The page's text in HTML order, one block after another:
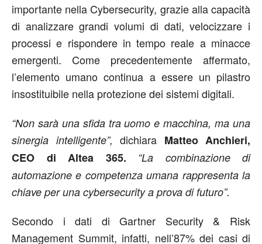
importante nella Cybersecurity, grazie alla capacità
di analizzare grandi volumi di dati, velocizzare i
processi e rispondere in tempo reale a minacce
emergenti. Come precedentemente affermato,
l’elemento umano continua a essere un pilastro
insostituibile nella protezione dei sistemi digitali.
“Non sarà una sfida tra uomo e macchina, ma una
sinergia intelligente”, dichiara Matteo Anchieri,
CEO di Altea 365.
“La combinazione di
automazione e competenza umana rappresenta la
chiave per una cybersecurity a prova di futuro”.
Secondo i dati di Gartner Security & Risk
Management Summit, infatti, nell’87% dei casi di